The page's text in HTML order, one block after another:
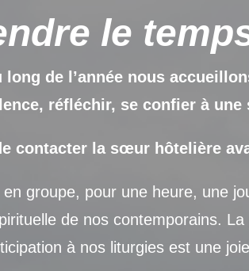
le
long de l’année nous
réfléchir, se confier à
contacter la sœur hôtelière
en groupe, pour une heure, une
de nos contemporains.
à nos liturgies est une